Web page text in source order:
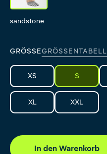
sandstone
GRÖSSE GRÖSSENTABELLE
XS S
XL XXL
In den Warenkorb